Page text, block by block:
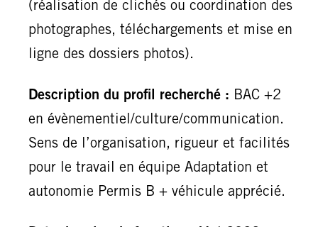
(réalisation de clichés ou coordination des
photographes, téléchargements et mise en
ligne des dossiers photos).
Description du profil recherché : BAC +2
en évènementiel/culture/communication.
Sens de l’organisation, rigueur et facilités
pour le travail en équipe Adaptation et
autonomie Permis B + véhicule apprécié.